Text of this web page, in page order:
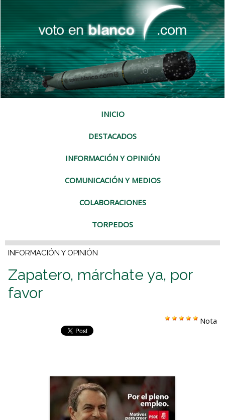
INICIO
DESTACADOS
INFORMACIÓN Y OPINIÓN
COMUNICACIÓN Y MEDIOS
COLABORACIONES
TORPEDOS
INFORMACIÓN Y OPINIÓN
Zapatero, márchate ya, por
favor
Nota